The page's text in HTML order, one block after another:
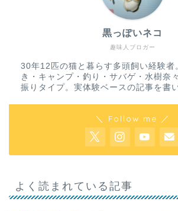
趣味人ブロガー
黒っぽいネコ
30年12匹の猫と暮らす多頭飼い経験者
き・キャンプ・釣り・サバゲ・水樹奈
振りタイプ。実体験ベースの記事を書
＼ Follow me ／
よく読まれている記事